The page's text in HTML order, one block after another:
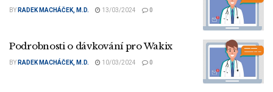
BY RADEK MACHÁČEK, M.D. 13/03/2024 0
Podrobnosti o dávkování pro Wakix
BY RADEK MACHÁČEK, M.D. 10/03/2024 0